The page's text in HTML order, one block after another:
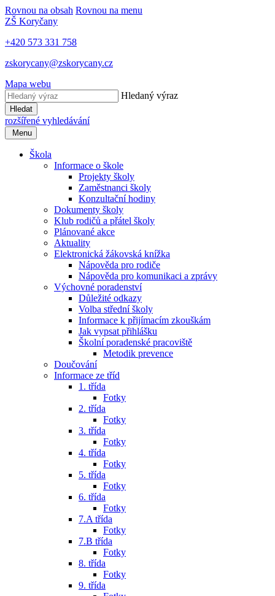
Rovnou na obsah Rovnou na menu
ZŠ Koryčany
+420 573 331 758
zskorycany@zskorycany.cz
Mapa webu
Hledaný výraz
Hledat
rozšířené vyhledávání
Menu
Škola
Informace o škole
Projekty školy
Zaměstnanci školy
Konzultační hodiny
Dokumenty školy
Klub rodičů a přátel školy
Plánované akce
Aktuality
Elektronická žákovská knížka
Nápověda pro rodiče
Nápověda pro komunikaci a zprávy
Výchovné poradenství
Důležité odkazy
Volba střední školy
Informace k přijímacím zkouškám
Jak vypsat přihlášku
Školní poradenské pracoviště
Metodik prevence
Doučování
Informace ze tříd
1. třída
Fotky
2. třída
Fotky
3. třída
Fotky
4. třída
Fotky
5. třída
Fotky
6. třída
Fotky
7.A třída
Fotky
7.B třída
Fotky
8. třída
Fotky
9. třída